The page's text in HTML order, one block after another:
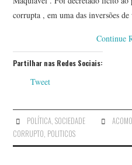
corrupta , em uma das inversões
Continue
Partilhar nas Redes Sociais:
Tweet
POLÍTICA, SOCIEDADE
CORRUPTO, POLITICOS